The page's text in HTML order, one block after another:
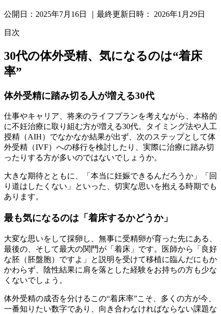
公開日： 2025年7月16日 ｜最終更新日時： 2026年1月29日
目次
30代の体外受精、気になるのは“着床
率”
体外受精に踏み切る人が増える30代
仕事やキャリア、将来のライフプランを考えながら、本格的
に不妊治療に取り組む方が増える30代。
タイミング法や人工
授精（AIH）でなかなか結果が出ず、次のステップとして体
外受精（IVF）への移行を検討したり、実際に治療に踏み切
ったりする方が多いのではないでしょうか。
大きな期待とともに、「本当に妊娠できるんだろうか」「回
り道はしたくない」といった、切実な思いを抱える時期でも
あります。
最も気になるのは「着床するかどうか」
大変な思いをして採卵し、無事に受精卵が育った先にある、
最後の、そして最大の関門が「着床」です。医師から「良好
な胚（胚盤胞）ですよ」と説明を受けて移植に臨んだにもか
かわらず、陰性結果に肩を落とした経験をお持ちの方も少な
くないでしょう。
体外受精の成否を分けるこの“着床率”こそ、多くの方が今、
一番知りたい数字であり、向き合わなければならない課題な